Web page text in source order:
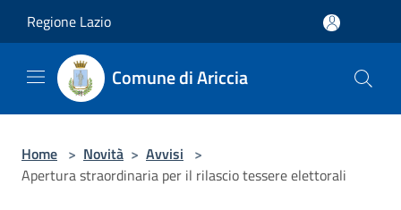
Regione Lazio
Comune di Ariccia
Home > Novità > Avvisi >
Apertura straordinaria per il rilascio tessere elettorali